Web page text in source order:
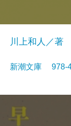
川上和人／著
新潮文庫 978-